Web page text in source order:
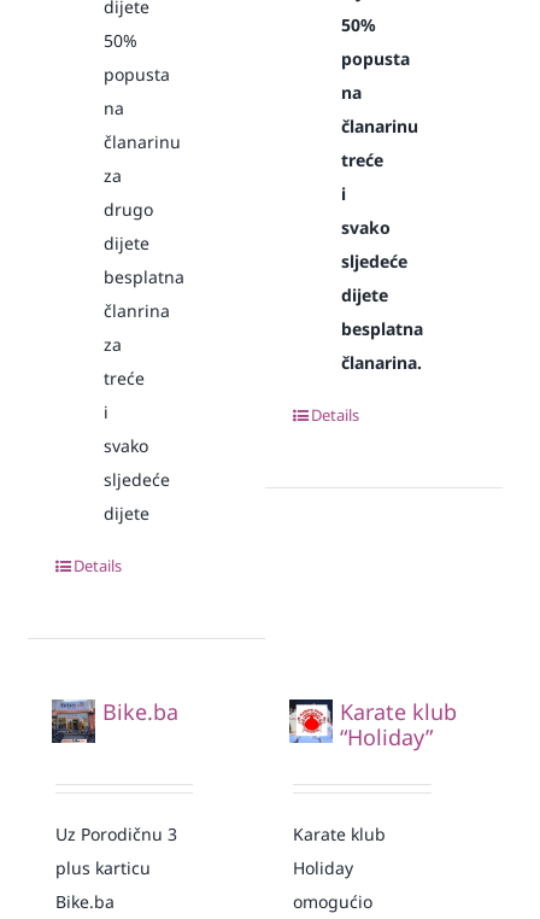
dijete
50%
popusta
na
članarinu
za
drugo
dijete
besplatna
članrina
za
treće
i
svako
sljedeće
dijete
Details
50%
popusta
na
članarinu
treće
i
svako
sljedeće
dijete
besplatna
članarina.
Details
Bike.ba
Uz Porodičnu 3
plus karticu
Bike.ba
Karate klub
“Holiday”
Karate klub
Holiday
omogućio